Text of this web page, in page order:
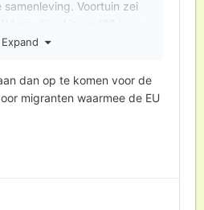
samenleving. Voortuin zei
aan het stoven is. En
ons er al voor dat
zou aantrekken.
Expand
dan op te komen voor de
migranten waarmee de EU